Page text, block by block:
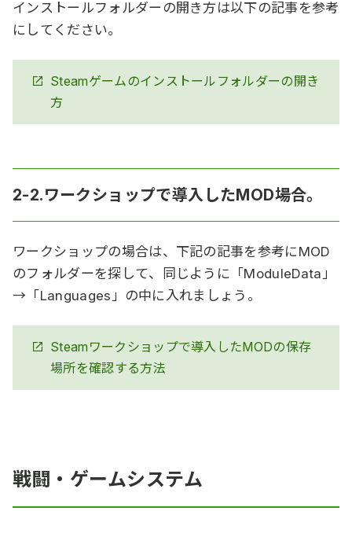
インストールフォルダーの開き方は以下の記事を参考
にしてください。
Steamゲームのインストールフォルダーの開き
方
2-2.ワークショップで導入したMOD場合。
ワークショップの場合は、下記の記事を参考にMOD
のフォルダーを探して、同じように「ModuleData」
→「Languages」の中に入れましょう。
Steamワークショップで導入したMODの保存
場所を確認する方法
戦闘・ゲームシステム